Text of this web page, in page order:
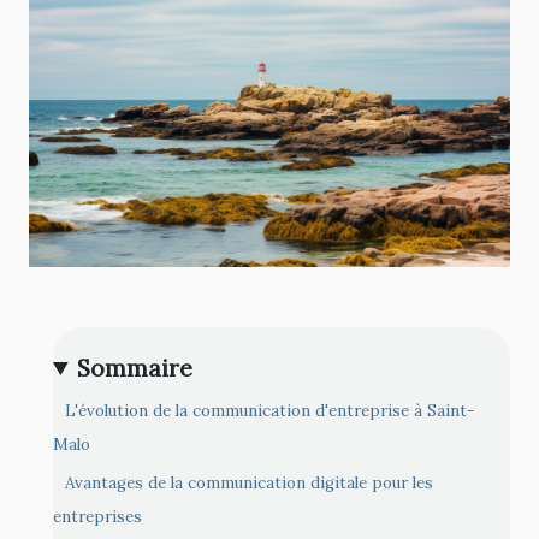
Sommaire
L'évolution de la communication d'entreprise à Saint-
Malo
Avantages de la communication digitale pour les
entreprises